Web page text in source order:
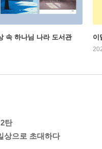
속 하나님 나라 도서관 이
탄
상으로 초대하다